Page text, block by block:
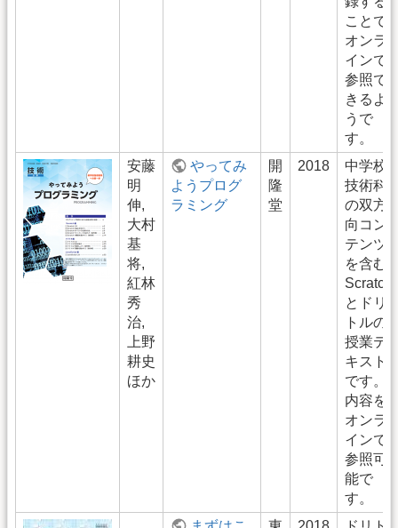
ことで
オンラ
インで
参照で
きるよ
うで
す。
安藤
明
伸,
大村
基
将,
紅林
秀
治,
上野
耕史
ほか
やってみ
ようプログ
ラミング
開
隆
堂
2018
中学校
技術科
の双方
向コン
テンツ
を含む
Scratch
とドリ
トルの
授業テ
キスト
です。
内容を
オンラ
インで
参照可
能で
す。